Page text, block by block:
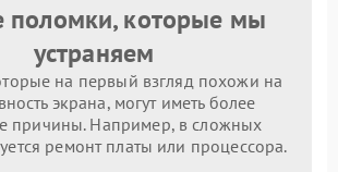
поломки, которые мы
устраняем
на первый взгляд похожи на
экрана, могут иметь более
причины. Например, в сложных
ремонт платы или процессора.